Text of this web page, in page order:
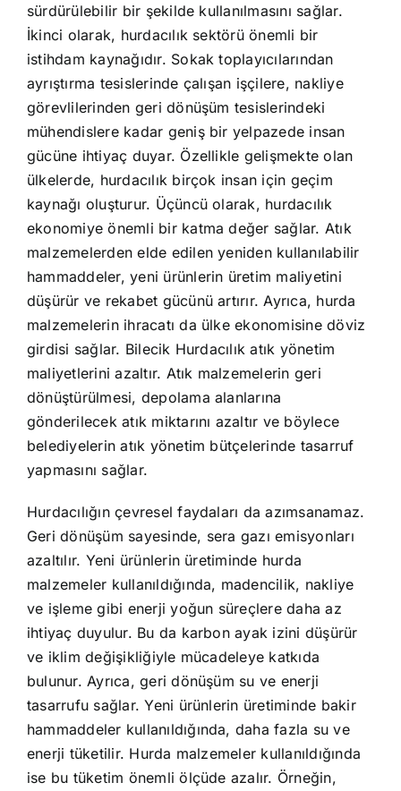
sürdürülebilir bir şekilde kullanılmasını sağlar.
İkinci olarak, hurdacılık sektörü önemli bir
istihdam kaynağıdır. Sokak toplayıcılarından
ayrıştırma tesislerinde çalışan işçilere, nakliye
görevlilerinden geri dönüşüm tesislerindeki
mühendislere kadar geniş bir yelpazede insan
gücüne ihtiyaç duyar. Özellikle gelişmekte olan
ülkelerde, hurdacılık birçok insan için geçim
kaynağı oluşturur. Üçüncü olarak, hurdacılık
ekonomiye önemli bir katma değer sağlar. Atık
malzemelerden elde edilen yeniden kullanılabilir
hammaddeler, yeni ürünlerin üretim maliyetini
düşürür ve rekabet gücünü artırır. Ayrıca, hurda
malzemelerin ihracatı da ülke ekonomisine döviz
girdisi sağlar. Bilecik Hurdacılık atık yönetim
maliyetlerini azaltır. Atık malzemelerin geri
dönüştürülmesi, depolama alanlarına
gönderilecek atık miktarını azaltır ve böylece
belediyelerin atık yönetim bütçelerinde tasarruf
yapmasını sağlar.
Hurdacılığın çevresel faydaları da azımsanamaz.
Geri dönüşüm sayesinde, sera gazı emisyonları
azaltılır. Yeni ürünlerin üretiminde hurda
malzemeler kullanıldığında, madencilik, nakliye
ve işleme gibi enerji yoğun süreçlere daha az
ihtiyaç duyulur. Bu da karbon ayak izini düşürür
ve iklim değişikliğiyle mücadeleye katkıda
bulunur. Ayrıca, geri dönüşüm su ve enerji
tasarrufu sağlar. Yeni ürünlerin üretiminde bakir
hammaddeler kullanıldığında, daha fazla su ve
enerji tüketilir. Hurda malzemeler kullanıldığında
ise bu tüketim önemli ölçüde azalır. Örneğin,